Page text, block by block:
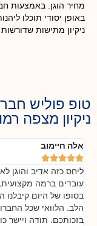
מחיר הוגן. באמצעות
באופן יסודי תוכלו
ניקיון מתישות
טופ פוליש
ניקיון מצפה
אלה חיימוב





ליחס כזה אדיב והוגן
עובדים ברמה
בסופו של היום קיבלנו
הלב. הלוואי שכל
בזכותכם. תודה ויישר